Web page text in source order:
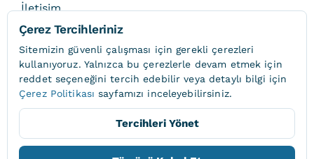
İletişim
© 2013 - 2026 • Onat
Yukarı
Çerez Tercihleriniz
Sitemizin güvenli çalışması için gerekli çerezleri
kullanıyoruz. Yalnızca bu çerezlerle devam etmek için
reddetseçeneğini tercih edebilir veya detaylı bilgi için
Çerez Politikası sayfamızı inceleyebilirsiniz.
Tercihleri Yönet